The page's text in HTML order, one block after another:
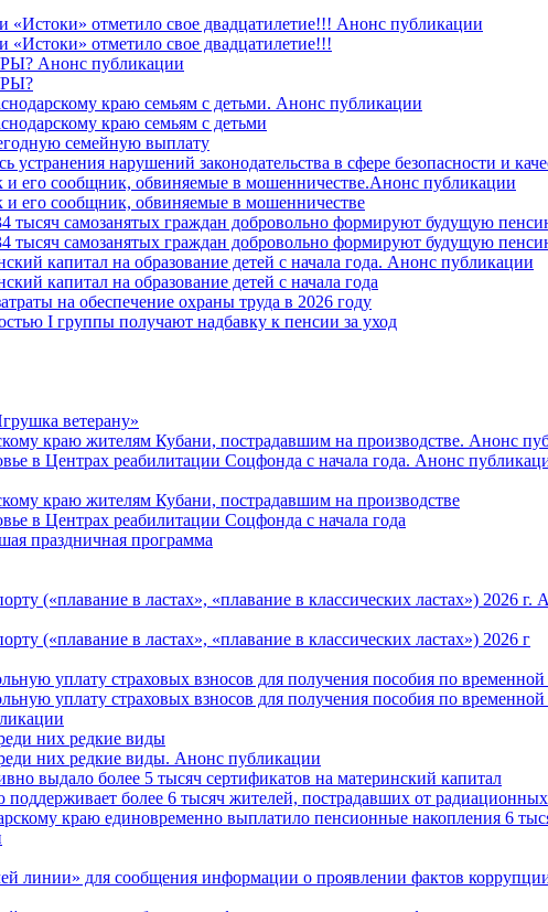
«Истоки» отметило свое двадцатилетие!!! Анонс публикации
«Истоки» отметило свое двадцатилетие!!!
Анонс публикации
краю семьям с детьми. Анонс публикации
краю семьям с детьми
семейную выплату
нарушений законодательства в сфере безопасности и
его сообщник, обвиняемые в мошенничестве.Анонс публикации
его сообщник, обвиняемые в мошенничестве
тысяч самозанятых граждан добровольно формируют будущую
тысяч самозанятых граждан добровольно формируют будущую
капитал на образование детей с начала года. Анонс публикации
капитал на образование детей с начала года
на обеспечение охраны труда в 2026 году
I группы получают надбавку к пенсии за уход
ветерану»
краю жителям Кубани, пострадавшим на производстве. Анонс
в Центрах реабилитации Соцфонда с начала года. Анонс
краю жителям Кубани, пострадавшим на производстве
в Центрах реабилитации Соцфонда с начала года
праздничная программа
(«плавание в ластах», «плавание в классических ластах») 2026 г.
(«плавание в ластах», «плавание в классических ластах») 2026 г
уплату страховых взносов для получения пособия по временной
уплату страховых взносов для получения пособия по
них редкие виды
них редкие виды. Анонс публикации
выдало более 5 тысяч сертификатов на материнский капитал
более 6 тысяч жителей, пострадавших от
краю единовременно выплатило пенсионные накопления 6
линии» для сообщения информации о проявлении фактов